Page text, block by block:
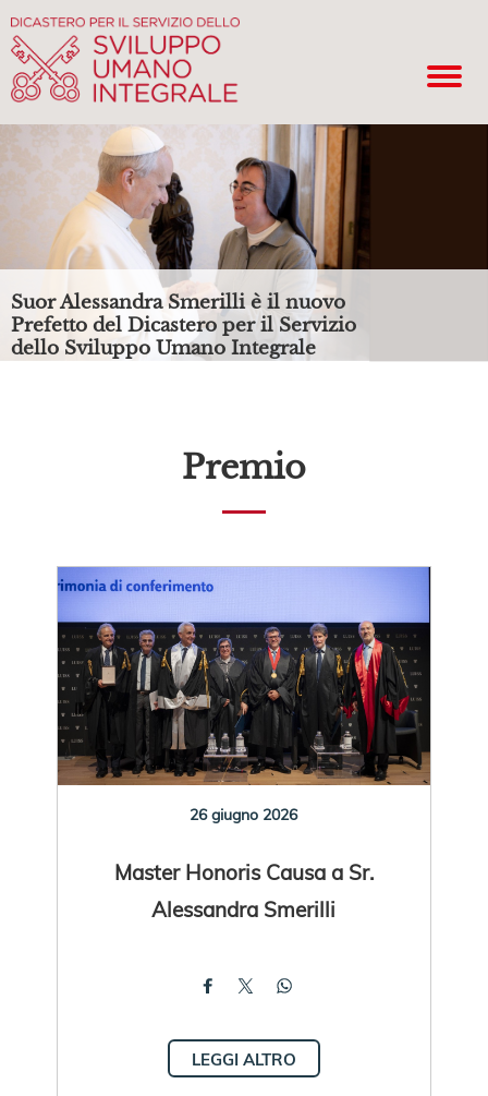
Suor Alessandra Smerilli è il nuovo
Prefetto del Dicastero per il Servizio
dello Sviluppo Umano Integrale
Premio
26 giugno 2026
Master Honoris Causa a Sr.
Alessandra Smerilli
LEGGI ALTRO